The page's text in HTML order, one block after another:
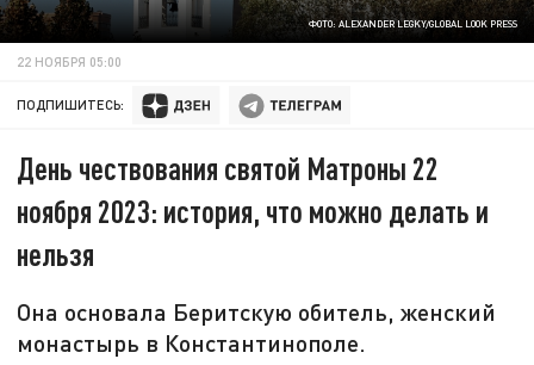
ФОТО: ALEXANDER LEGKY/GLOBAL LOOK PRESS
22 НОЯБРЯ 05:00
ПОДПИШИТЕСЬ:
День чествования святой Матроны 22
ноября 2023: история, что можно делать и
нельзя
Она основала Беритскую обитель, женский
монастырь в Константинополе.